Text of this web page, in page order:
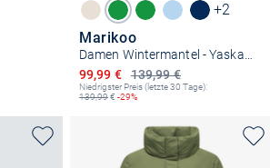
+2
Marikoo
139,99 €
Ermäßigter Preis
99,99 €
Niedrigster Preis (letzte 30 Tage):
139,99€ -29%